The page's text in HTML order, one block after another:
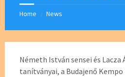
Home / News
Németh István sensei és Lacza
tanítványai, a Budajenő